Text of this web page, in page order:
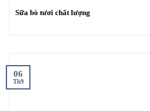
Sữa bò tươi chất lượng
06
Th9